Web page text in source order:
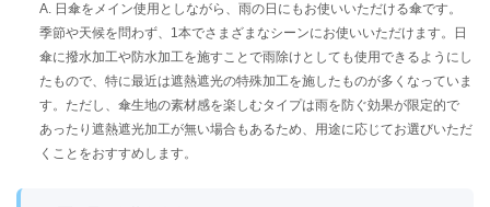
A. 日傘をメイン使用としながら、雨の日にもお使いいただける傘です。
季節や天候を問わず、1本でさまざまなシーンにお使いいただけます。日
傘に撥水加工や防水加工を施すことで雨除けとしても使用できるようにし
たもので、特に最近は遮熱遮光の特殊加工を施したものが多くなっていま
す。ただし、傘生地の素材感を楽しむタイプは雨を防ぐ効果が限定的で
あったり遮熱遮光加工が無い場合もあるため、用途に応じてお選びいただ
くことをおすすめします。